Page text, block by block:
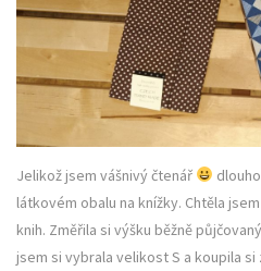
Jelikož jsem vášnivý čtenář
látkovém obalu na knížky. Chtěla
knih. Změřila si výšku běžně
jsem si vybrala velikost S a koupila si